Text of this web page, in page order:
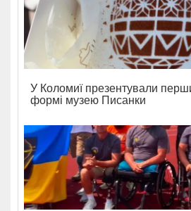
У Коломиї презентували
формі музею Писанки